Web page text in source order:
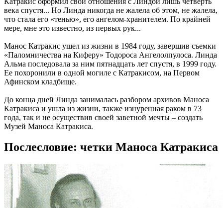
века спустя... Но Линда никогда не жалела об этом, не жалела,
что стала его «тенью», его ангелом-хранителем. По крайней
мере, мне это известно, из первых рук...
Манос Катракис ушел из жизни в 1984 году, завершив съемки
«Паломничества на Киферу» Тодороса Ангелолпулоса. Линда
Альма последовала за ним пятнадцать лет спустя, в 1999 году.
Ее похоронили в одной могиле с Катракисом, на Первом
Афинском кладбище.
До конца дней Линда занималась разбором архивов Маноса
Катракиса и ушла из жизни, также изнуренная раком в 73
года, так и не осуществив своей заветной мечты – создать
Музей Маноса Катракиса.
Послесловие: четки Маноса Катракиса